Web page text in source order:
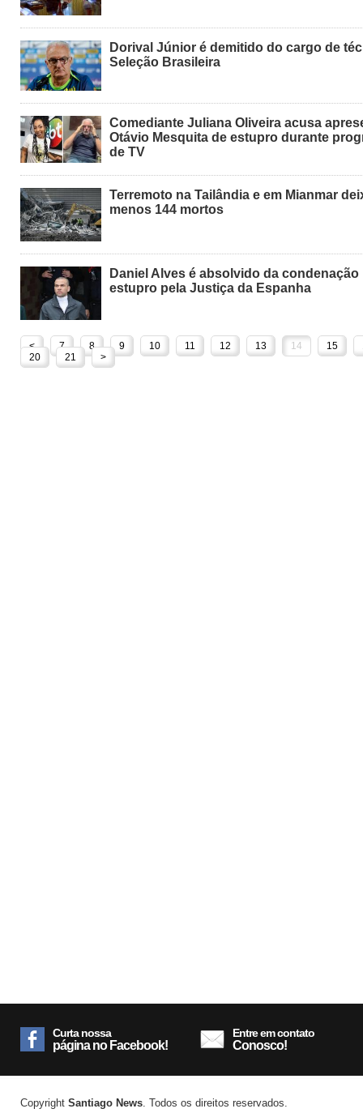
Dorival Júnior é demitido do cargo de
Seleção Brasileira
Comediante Juliana Oliveira acusa
Otávio Mesquita de estupro durante
de TV
Terremoto na Tailândia e em Mianmar
menos 144 mortos
Daniel Alves é absolvido da condenação
estupro pela Justiça da Espanha
< 7 8 9 10 11 12 13 14 15
20
21 >
Curta nossa
página no Facebook!
Entre em contato
Conosco!
Copyright Santiago News . Todos os direitos reservados.